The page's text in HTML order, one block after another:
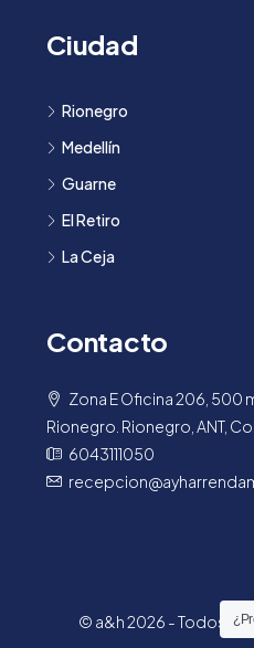
Ciudad
Rionegro
Medellín
Guarne
El Retiro
La Ceja
Contacto
Zona E Oficina 206, 500
Rionegro. Rionegro, ANT,
6043111050
© a&h 2026 - Todos